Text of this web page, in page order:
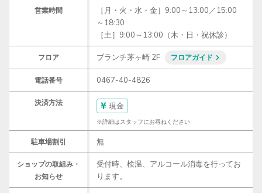
営業時間
［月・火・水・金］9:00～13:00／15:00
～18:30
［土］9:00～13:00（木・日・祝休診）
フロア ブランチ茅ヶ崎 2F フロアガイド
電話番号 0467-40-4826
決済方法 現金
※詳細はスタッフにお尋ねください
駐車場割引 無
ショップの取組み・
お知らせ
受付時、検温、アルコール消毒を行ってお